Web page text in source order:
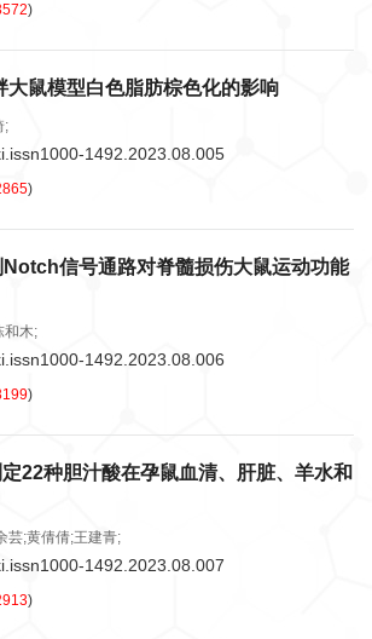
)
大鼠模型白色脂肪棕色化的影响
;
1492.2023.08.005
)
信号通路对脊髓损伤大鼠运动功能
和木;
1492.2023.08.006
)
22种胆汁酸在孕鼠血清、肝脏、羊水和
芸;黄倩倩;王建青;
1492.2023.08.007
)